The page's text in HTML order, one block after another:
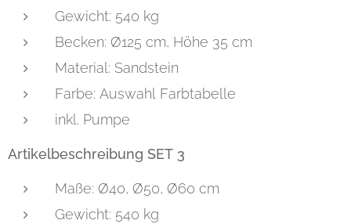
Gewicht: 540 kg
Becken: Ø125 cm, Höhe 35 cm
Material: Sandstein
Farbe: Auswahl Farbtabelle
inkl. Pumpe
Artikelbeschreibung SET 3
Maße: Ø40, Ø50, Ø60 cm
Gewicht: 540 kg